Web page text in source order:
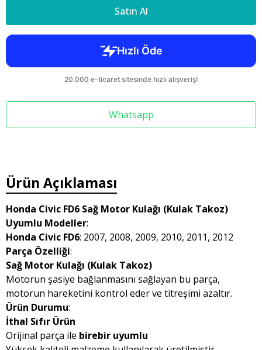
Satın Al
Whatsapp
Ürün Açıklaması
Honda Civic FD6 Sağ Motor Kulağı (Kulak Takoz)
Uyumlu Modeller:
Honda Civic FD6: 2007, 2008, 2009, 2010, 2011, 2012
Parça Özelliği:
Sağ Motor Kulağı (Kulak Takoz)
Motorun şasiye bağlanmasını sağlayan bu parça,
motorun hareketini kontrol eder ve titreşimi azaltır.
Ürün Durumu:
İthal Sıfır Ürün
Orijinal parça ile birebir uyumlu